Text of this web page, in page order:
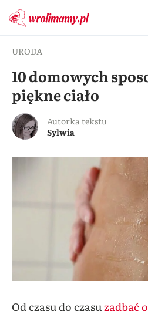
URODA
10 domowych
piękne ciało
Autorka tekstu
Sylwia
Od czasu do czasuzadbać